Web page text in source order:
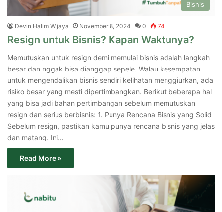
Bisnis
Devin Halim Wijaya November 8, 2024 0 74
Resign untuk Bisnis? Kapan Waktunya?
Memutuskan untuk resign demi memulai bisnis adalah langkah
besar dan nggak bisa dianggap sepele. Walau kesempatan
untuk mengendalikan bisnis sendiri kelihatan menggiurkan, ada
risiko besar yang mesti dipertimbangkan. Berikut beberapa hal
yang bisa jadi bahan pertimbangan sebelum memutuskan
resign dan serius berbisnis: 1. Punya Rencana Bisnis yang Solid
Sebelum resign, pastikan kamu punya rencana bisnis yang jelas
dan matang. Ini…
Read More »